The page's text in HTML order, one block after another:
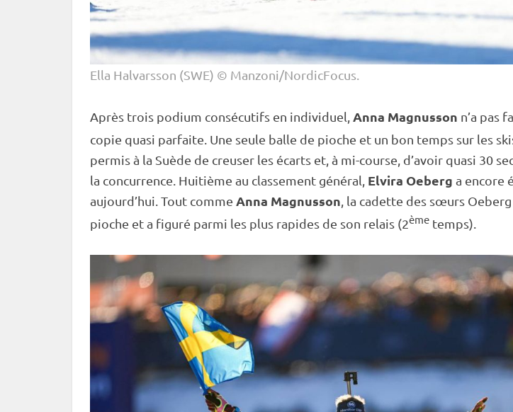
Ella Halvarsson (SWE) © Manzoni/NordicFocus.
Après trois podium consécutifs en individuel Anna Magnusson n’a pas
copie quasi parfaite. Une seule balle de pioche et un bon temps sur les
permis à la Suède de creuser les écarts et, à mi-course, d’avoir quasi 30
la concurrence. Huitième au classement général, Elvira Oeberg a encore
aujourd’hui. Tout comme Anna Magnusson , la cadette des sœurs Oeberg
pioche et a figuré parmi les plus rapides de son relais (2ème temps).